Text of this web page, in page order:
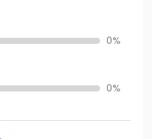
0%
0%